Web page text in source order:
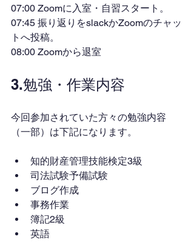
07:00 Zoomに入室・自習スタート。
07:45 振り返りをslackかZoomのチャッ
トへ投稿。
08:00 Zoomから退室
3.勉強・作業内容
今回参加されていた方々の勉強内容
（一部）は下記になります。
知的財産管理技能検定3級
司法試験予備試験
ブログ作成
事務作業
簿記2級
英語